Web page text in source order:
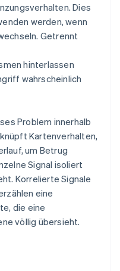
Dies
werden, wenn
Getrennt
hinterlassen
wahrscheinlich
Problem innerhalb
Kartenverhalten,
um Betrug
Signal isoliert
Korrelierte Signale
eine
die eine
völlig übersieht.